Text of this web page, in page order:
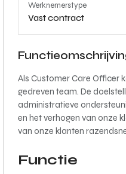
Werknemerstype
Vast contract
Als Customer Care Officer
gedreven team. De
administratieve
en het verhogen van onze
van onze klanten
Functie